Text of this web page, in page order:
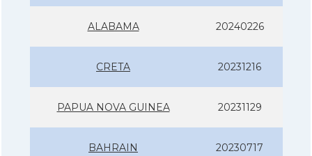
ALABAMA 20240226
CRETA 20231216
PAPUA NOVA GUINEA 20231129
BAHRAIN 20230717